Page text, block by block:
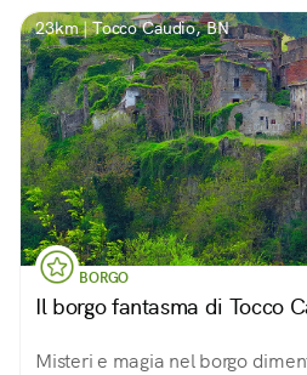
23km | Tocco Caudio, BN
BORGO
Il borgo fantasma di Tocco
Misteri e magia nel borgo